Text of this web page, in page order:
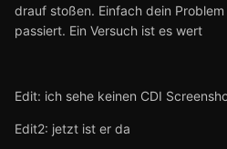
drauf stoßen. Einfach dein
passiert. Ein Versuch ist es wert
Edit: ich sehe keinen CDI
Edit2: jetzt ist er da